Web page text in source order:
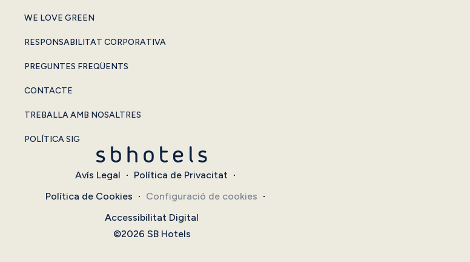
WE LOVE GREEN
RESPONSABILITAT CORPORATIVA
PREGUNTES FREQÜENTS
CONTACTE
TREBALLA AMB NOSALTRES
POLÍTICA SIG
Avís Legal
Política de Privacitat
Política de Cookies
Configuració de cookies
Accessibilitat Digital
©2026 SB Hotels